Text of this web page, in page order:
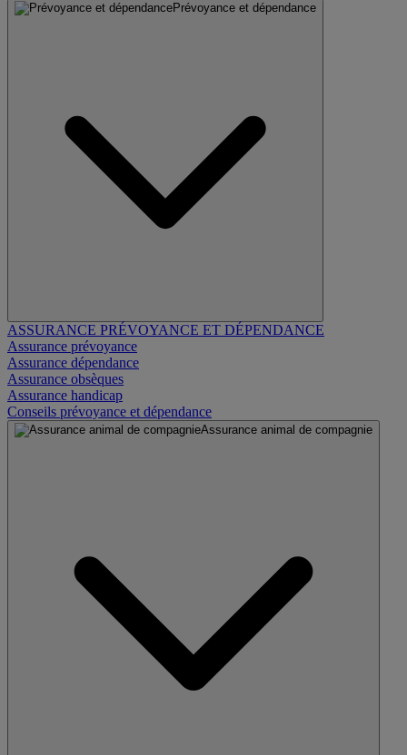
Prévoyance et dépendance
ASSURANCE PRÉVOYANCE ET DÉPENDANCE
Assurance prévoyance
Assurance dépendance
Assurance obsèques
Assurance handicap
Conseils prévoyance et dépendance
Assurance animal de compagnie